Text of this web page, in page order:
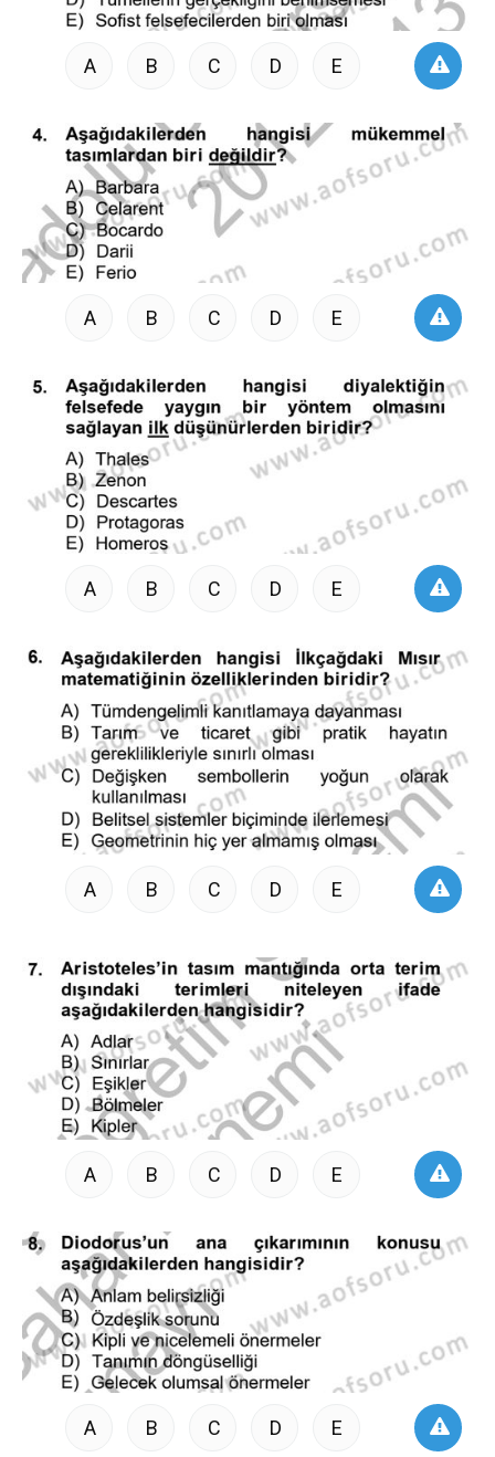
A B C D E
A B C D E
A B C D E
A B C D E
A B C D E
A B C D E